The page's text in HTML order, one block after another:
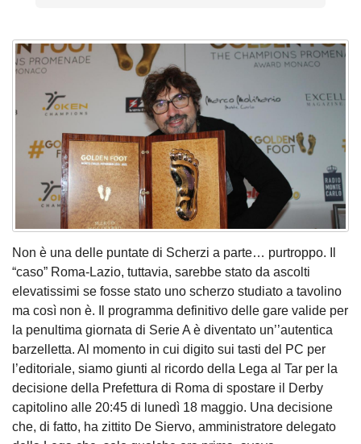
Non è una delle puntate di Scherzi a parte… purtroppo. Il
“caso” Roma-Lazio, tuttavia, sarebbe stato da ascolti
elevatissimi se fosse stato uno scherzo studiato a tavolino
ma così non è. Il programma definitivo delle gare valide per
la penultima giornata di Serie A è diventato un’’autentica
barzelletta. Al momento in cui digito sui tasti del PC per
l’editoriale, siamo giunti al ricordo della Lega al Tar per la
decisione della Prefettura di Roma di spostare il Derby
capitolino alle 20:45 di lunedì 18 maggio. Una decisione
che, di fatto, ha zittito De Siervo, amministratore delegato